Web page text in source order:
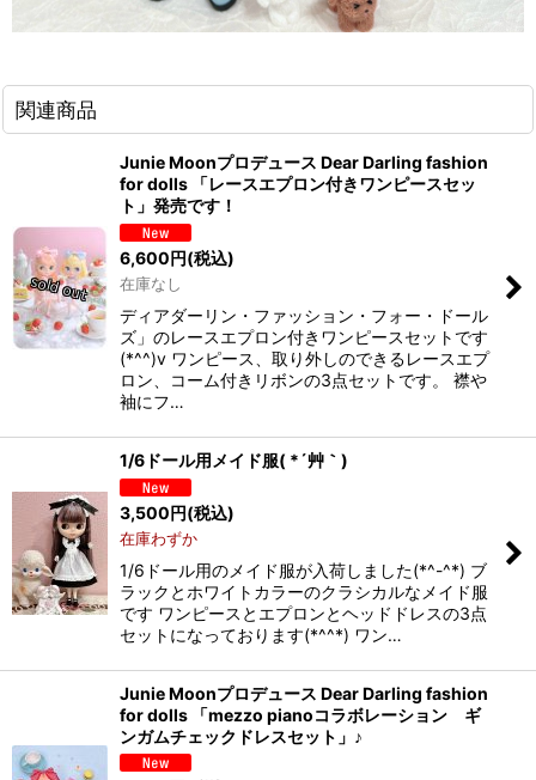
関連商品
Junie Moonプロデュース Dear Darling fashion
for dolls 「レースエプロン付きワンピースセッ
ト」発売です！
6,600円(税込)
在庫なし
ディアダーリン・ファッション・フォー・ドール
ズ」のレースエプロン付きワンピースセットです
(*^^)v ワンピース、取り外しのできるレースエプ
ロン、コーム付きリボンの3点セットです。 襟や
袖にフ…
1/6ドール用メイド服( *´艸｀)
3,500円(税込)
在庫わずか
1/6ドール用のメイド服が入荷しました(*^-^*) ブ
ラックとホワイトカラーのクラシカルなメイド服
です ワンピースとエプロンとヘッドドレスの3点
セットになっております(*^^*) ワン…
Junie Moonプロデュース Dear Darling fashion
for dolls 「mezzo pianoコラボレーション ギ
ンガムチェックドレスセット」♪